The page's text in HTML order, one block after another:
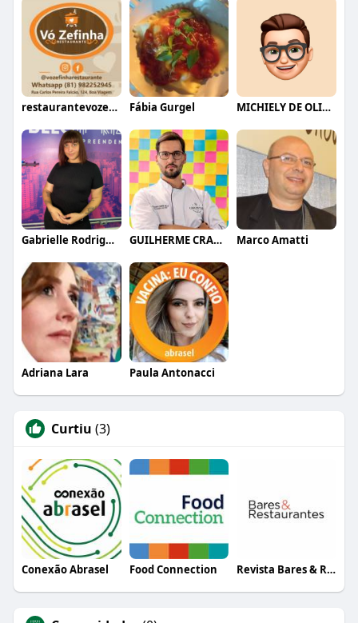
restaurantevozefinha Fábia Gurgel MICHIELY DE OLIVEIRA
Gabrielle Rodrigues GUILHERME CRAMER BALLE Marco Amatti
Adriana Lara Paula Antonacci
Curtiu (3)
Conexão Abrasel Food Connection Revista Bares & Restaurantes